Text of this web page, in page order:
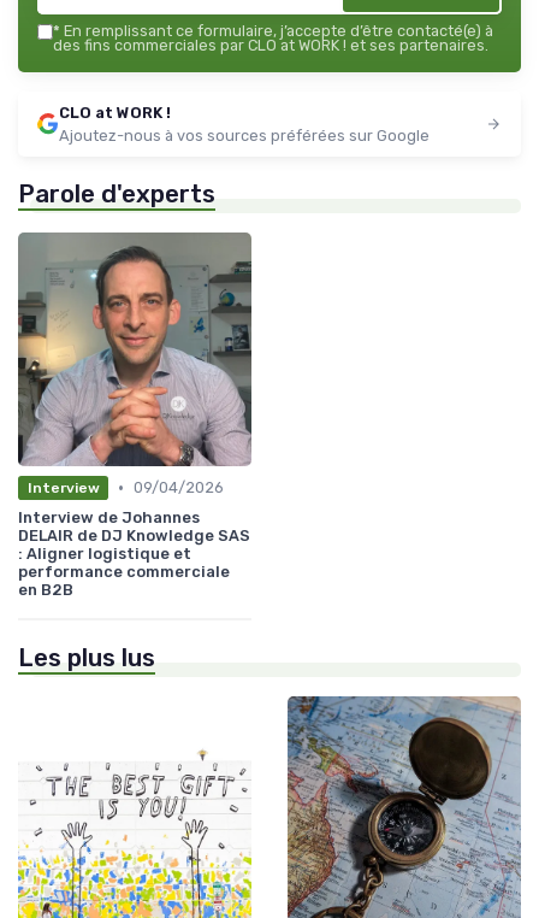
* En remplissant ce formulaire, j’accepte d’être contacté(e) à
des fins commerciales par CLO at WORK ! et ses partenaires.
CLO at WORK !
Ajoutez-nous à vos sources préférées sur Google
Parole d'experts
Interview • 09/04/2026
Interview de Johannes
DELAIR de DJ Knowledge SAS
: Aligner logistique et
performance commerciale
en B2B
Les plus lus